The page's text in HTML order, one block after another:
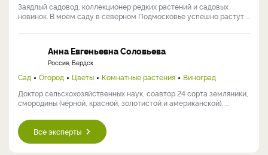
Заядлый садовод, коллекционер редких растений и садовых
новинок. В моем саду в северном Подмосковье успешно растут ...
Анна Евгеньевна Соловьева
Россия, Бердск
Сад Огород Цветы Комнатные растения
Виноград
Доктор сельскохозяйственных наук, соавтор 24 сорта земляники,
смородины (чёрной, красной, золотистой и американской), ...
Все эксперты